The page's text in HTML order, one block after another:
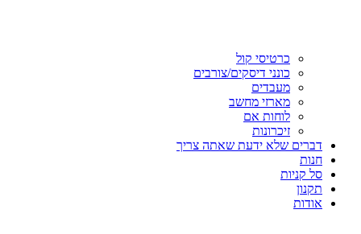
כרטיסי קול
כונני דיסקים/צורבים
מעבדים
מארזי מחשב
לוחות אם
זיכרונות
דברים שלא ידעת שאתה צריך
חנות
סל קניות
תקנון
אודות